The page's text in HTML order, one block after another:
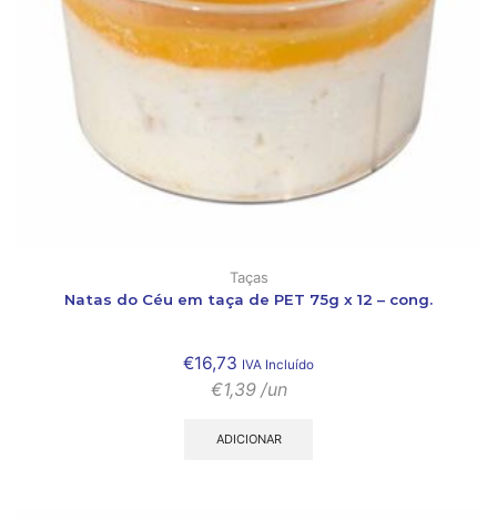
Taças
Natas do Céu em taça de PET 75g x 12 – cong.
€16,73 IVA Incluído
€1,39 /un
ADICIONAR